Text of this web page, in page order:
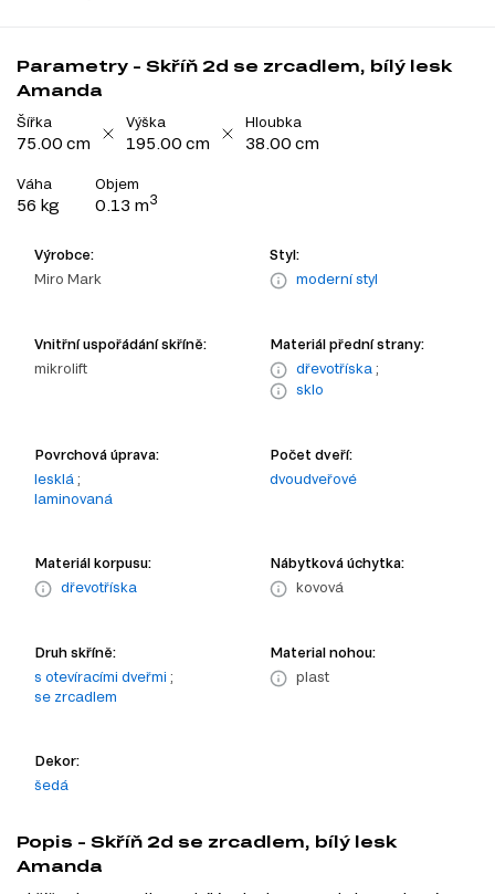
Parametry - Skříň 2d se zrcadlem, bílý lesk
Amanda
Šířka
75.00 cm
Výška
195.00 cm
Hloubka
38.00 cm
Váha
56 kg
Objem
0.13 m3
Výrobce:
Miro Mark
Styl:
moderní styl
Vnitřní uspořádání skříně:
mikrolift
Materiál přední strany:
dřevotříska ;
sklo
Povrchová úprava:
lesklá ;
laminovaná
Počet dveří:
dvoudveřové
Materiál korpusu:
dřevotříska
Nábytková úchytka:
kovová
Druh skříně:
s otevíracími dveřmi ;
se zrcadlem
Material nohou:
plast
Dekor:
šedá
Popis - Skříň 2d se zrcadlem, bílý lesk
Amanda